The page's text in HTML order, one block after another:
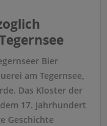
Bier
am Tegernsee,
Das Kloster der
17. Jahrhundert
Geschichte